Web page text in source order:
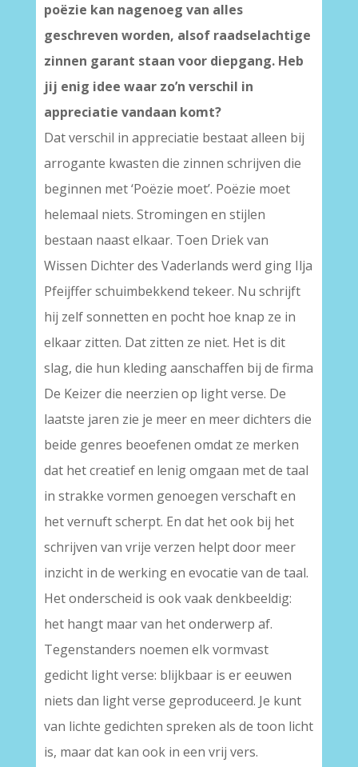
poëzie kan nagenoeg van alles
geschreven worden, alsof raadselachtige
zinnen garant staan voor diepgang. Heb
jij enig idee waar zo’n verschil in
appreciatie vandaan komt?
Dat verschil in appreciatie bestaat alleen bij
arrogante kwasten die zinnen schrijven die
beginnen met ‘Poëzie moet’. Poëzie moet
helemaal niets. Stromingen en stijlen
bestaan naast elkaar. Toen Driek van
Wissen Dichter des Vaderlands werd ging Ilja
Pfeijffer schuimbekkend tekeer. Nu schrijft
hij zelf sonnetten en pocht hoe knap ze in
elkaar zitten. Dat zitten ze niet. Het is dit
slag, die hun kleding aanschaffen bij de firma
De Keizer die neerzien op light verse. De
laatste jaren zie je meer en meer dichters die
beide genres beoefenen omdat ze merken
dat het creatief en lenig omgaan met de taal
in strakke vormen genoegen verschaft en
het vernuft scherpt. En dat het ook bij het
schrijven van vrije verzen helpt door meer
inzicht in de werking en evocatie van de taal.
Het onderscheid is ook vaak denkbeeldig:
het hangt maar van het onderwerp af.
Tegenstanders noemen elk vormvast
gedicht light verse: blijkbaar is er eeuwen
niets dan light verse geproduceerd. Je kunt
van lichte gedichten spreken als de toon licht
is, maar dat kan ook in een vrij vers.